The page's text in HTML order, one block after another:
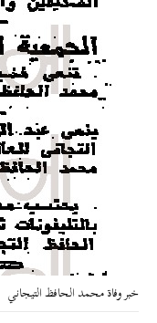
خبر وفاة محمد الحافظ التيجاني